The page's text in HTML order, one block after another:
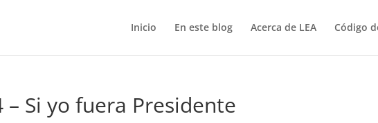
Inicio En este blog Acerca de LEA Código
– Si yo fuera Presidente